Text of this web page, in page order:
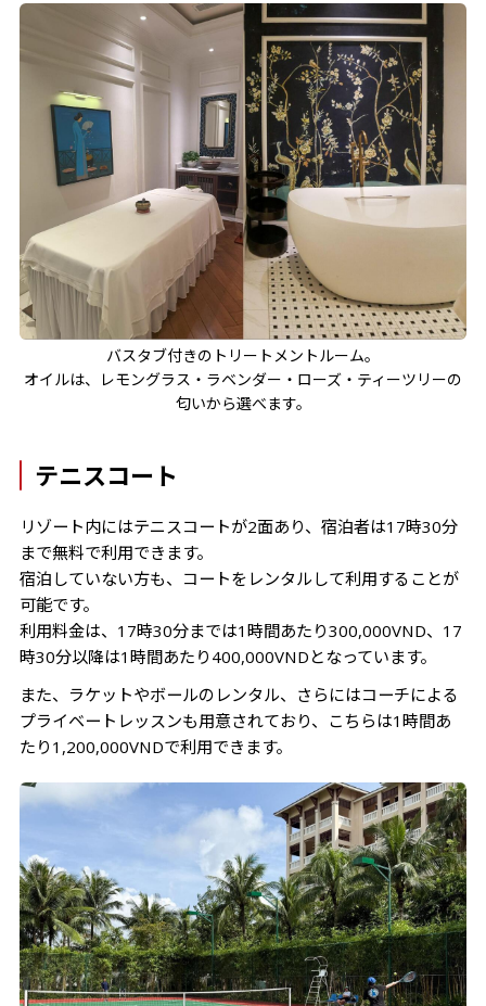
バスタブ付きのトリートメントルーム。
オイルは、レモングラス・ラベンダー・ローズ・ティーツリーの
匂いから選べます。
テニスコート
リゾート内にはテニスコートが2面あり、宿泊者は17時30分
まで無料で利用できます。
宿泊していない方も、コートをレンタルして利用することが
可能です。
利用料金は、17時30分までは1時間あたり300,000VND、17
時30分以降は1時間あたり400,000VNDとなっています。
また、ラケットやボールのレンタル、さらにはコーチによる
プライベートレッスンも用意されており、こちらは1時間あ
たり1,200,000VNDで利用できます。